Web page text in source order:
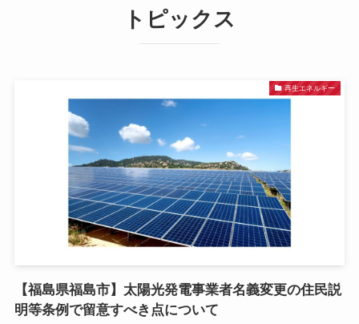
トピックス
再生エネルギー
【福島県福島市】太陽光発電事業者名義変更の住民説
明等条例で留意すべき点について